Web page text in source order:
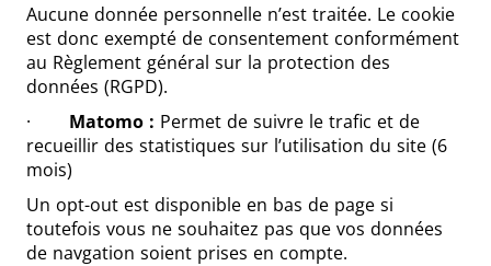
Aucune donnée personnelle n’est traitée. Le cookie
est donc exempté de consentement conformément
au Règlement général sur la protection des
données (RGPD).
· Matomo : Permet de suivre le trafic et de
recueillir des statistiques sur l’utilisation du site (6
mois)
Un opt-out est disponible en bas de page si
toutefois vous ne souhaitez pas que vos données
de navgation soient prises en compte.